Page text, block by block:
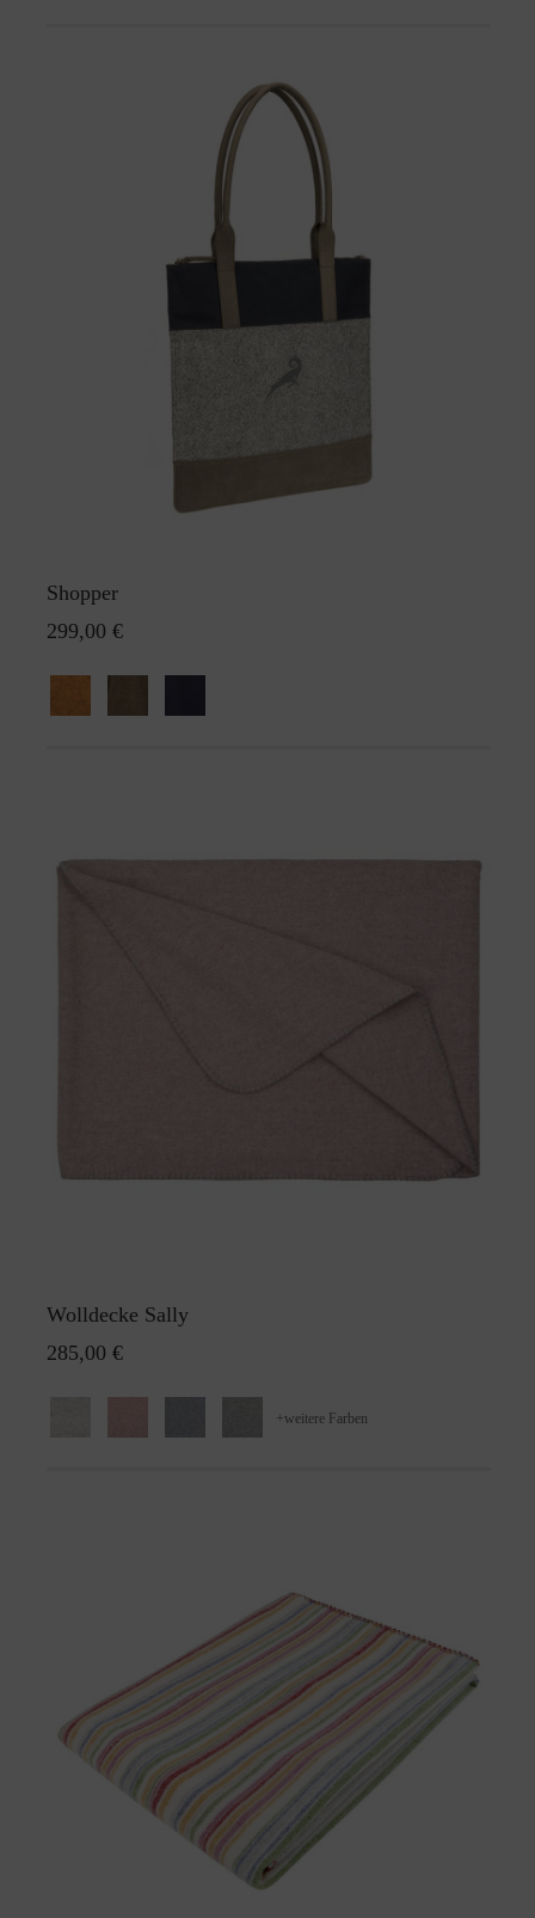
Shopper
299,00 €
Wolldecke Sally
285,00 €
+weitere Farben